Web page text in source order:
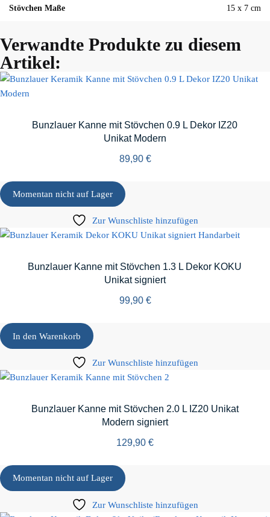
Stövchen Maße 15 x 7 cm
Verwandte Produkte zu diesem
Artikel:
Bunzlauer Kanne mit Stövchen 0.9 L Dekor IZ20
Unikat Modern
89,90 €
Momentan nicht auf Lager
Zur Wunschliste hinzufügen
Bunzlauer Kanne mit Stövchen 1.3 L Dekor KOKU
Unikat signiert
99,90 €
In den Warenkorb
Zur Wunschliste hinzufügen
Bunzlauer Kanne mit Stövchen 2.0 L IZ20 Unikat
Modern signiert
129,90 €
Momentan nicht auf Lager
Zur Wunschliste hinzufügen